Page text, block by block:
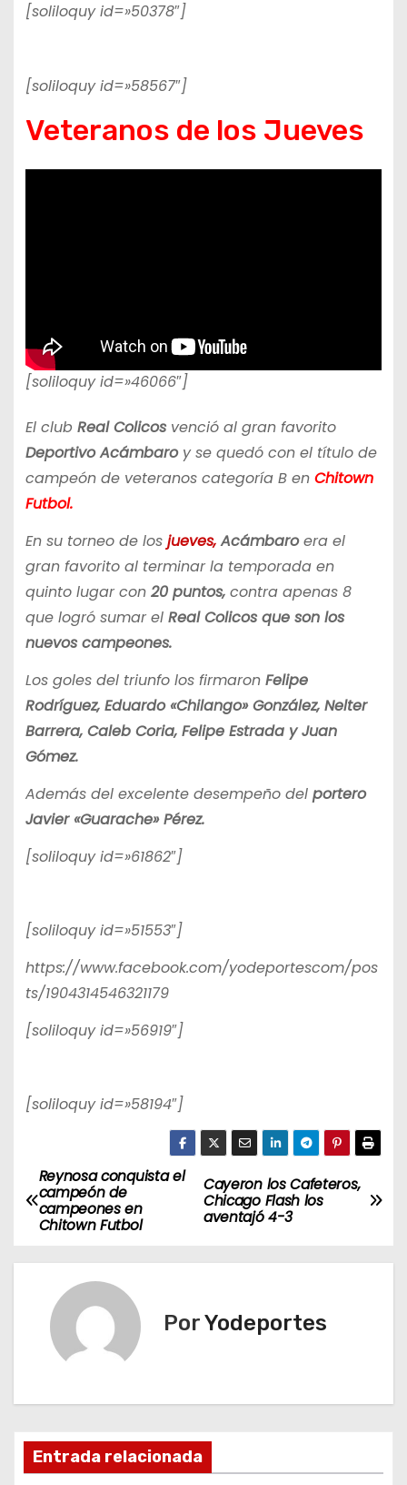
[soliloquy id=»50378″]
[soliloquy id=»58567″]
Veteranos de los Jueves
[soliloquy id=»46066″]
El club Real Colicosvenció al gran favorito
Deportivo Acámbaroy se quedó con el título de
campeón de veteranos categoría B en Chitown
Futbol.
En su torneo de los jueves, Acámbaroera el
gran favorito al terminar la temporada en
quinto lugar con 20 puntos,contra apenas 8
que logró sumar el Real Colicos que son los
nuevos campeones.
Los goles del triunfo los firmaron Felipe
Rodríguez, Eduardo «Chilango» González, Nelter
Barrera, Caleb Coria, Felipe Estrada y Juan
Gómez.
Además del excelente desempeño del portero
Javier «Guarache» Pérez.
[soliloquy id=»61862″]
[soliloquy id=»51553″]
https://www.facebook.com/yodeportescom/pos
ts/1904314546321179
[soliloquy id=»56919″]
[soliloquy id=»58194″]
N
a
v
c
Cayeron los Cafeteros,
Chicago Flash los
aventajó 4-3
Reynosa conquista el
campeón de
campeones en
Chitown Futbol
PorYodeportes
Entrada relacionada